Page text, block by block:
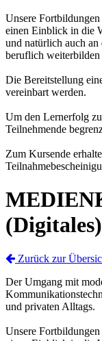
Unsere
einen Einblick in die
und natürlich auch
beruflich weiterbilden
Die Bereitstellung
vereinbart werden.
Um den Lernerfolg
Teilnehmende
Zum Kursende
(Digitales)
Zurück zur
Der Umgang mit
und privaten Alltags.
Unsere